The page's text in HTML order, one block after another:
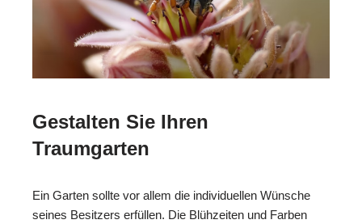
Gestalten Sie Ihren
Traumgarten
Ein Garten sollte vor allem die individuellen Wünsche
seines Besitzers erfüllen. Die Blühzeiten und Farben